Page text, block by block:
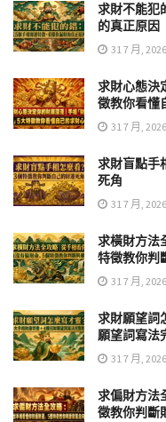
求財不能犯
的真正原因
31 7 月, 2026
求財心態決
徵教你看懂
31 7 月, 2026
求財盲點手
死角
31 7 月, 2026
求橫財方法
特徵教你判
31 7 月, 2026
求財願望詞
願望詞寫法
31 7 月, 2026
求偏財方法
徵教你判斷